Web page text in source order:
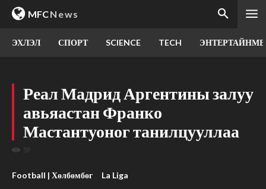
MFCNews
ЭХЛЭЛ СПОРТ SCIENCE TECH
Реал Мадрид Аргентины залуу
авьяастан Франко
Мастантуоног танилцууллаа
59
Football | Хөлбөмбөг La Liga